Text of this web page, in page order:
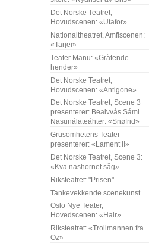
Det Norske Teatret,
Hovudscenen: «Utafor»
Nationaltheatret, Amfiscenen:
«Tarjei»
Teater Manu: «Gråtende
hender»
Det Norske Teatret,
Hovudscenen: «Antigone»
Det Norske Teatret, Scene 3
presenterer: Beaivvás Sámi
Nasunálateáhter: «Snøfrid»
Grusomhetens Teater
presenterer: «Lament II»
Det Norske Teatret, Scene 3:
«Kva nashornet såg»
Riksteatret: "Prisen"
Tankevekkende scenekunst
Oslo Nye Teater,
Hovedscenen: «Hair»
Riksteatret: «Trollmannen fra
Oz»